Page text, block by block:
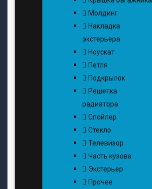
Молдинг
Накладка
экстерьера
Ноускат
Петля
Подкрылок
Решетка
радиатора
Спойлер
Стекло
Телевизор
Часть кузова
Экстерьер
Прочее